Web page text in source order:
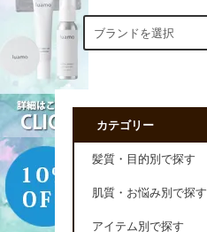
カテゴリー
髪質・目的別で探す
肌質・お悩み別で探す
アイテム別で探す